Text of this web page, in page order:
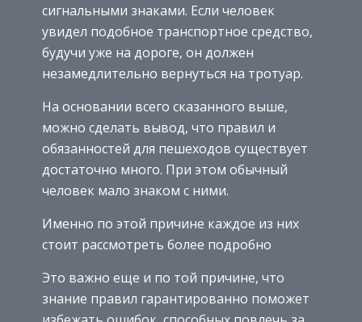
сигнальными знаками. Если человек
увидел подобное транспортное средство,
будучи уже на дороге, он должен
незамедлительно вернуться на тротуар.
На основании всего сказанного выше,
можно сделать вывод, что правил и
обязанностей для пешеходов существует
достаточно много. При этом обычный
человек мало знаком с ними.
Именно по этой причине каждое из них
стоит рассмотреть более подробно
Это важно еще и по той причине, что
знание правил гарантированно поможет